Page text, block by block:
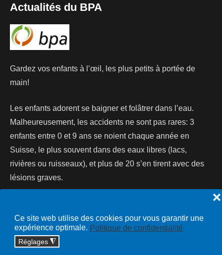
Ce site web utilise des cookies pour vous garantir une
expérience optimale. Politique de confidentialité
Réglages ◮
❌
Actualités du BPA
Gardez vos enfants à l’œil, les plus petits à portée de
main!
Les enfants adorent se baigner et folâtrer dans l’eau.
Malheureusement, les accidents ne sont pas rares: 3
enfants entre 0 et 9 ans se noient chaque année en
Suisse, le plus souvent dans des eaux libres (lacs,
rivières ou ruisseaux), et plus de 20 s’en tirent avec des
lésions graves.